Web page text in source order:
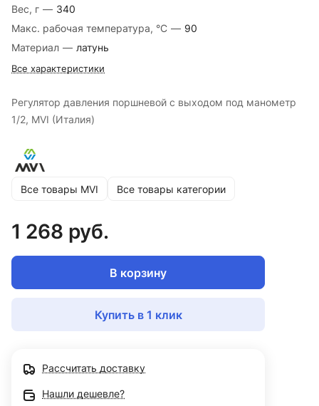
Вес, г — 340
Макс. рабочая температура, °C — 90
Материал — латунь
Все характеристики
Регулятор давления поршневой с выходом под манометр
1/2, MVI (Италия)
Все товары MVI Все товары категории
1 268 руб.
В корзину
Купить в 1 клик
Рассчитать доставку
Нашли дешевле?